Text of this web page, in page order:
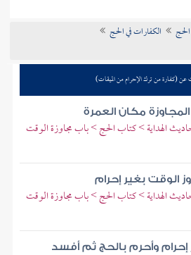
الحج
الكفارات في الحج
عن (كفارة من ترك الإحرام من الميقات)
مكان العمرة
الهداية > كتاب الحج > باب مجاوزة الوقت
الوقت بغير إحرام
الهداية > كتاب الحج > باب مجاوزة الوقت
إحرام وأحرم بالحج ثم أفسد